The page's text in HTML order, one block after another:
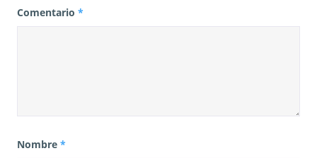
Comentario *
Nombre *